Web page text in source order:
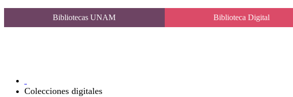
Bibliotecas UNAM Biblioteca Digital
Colecciones digitales